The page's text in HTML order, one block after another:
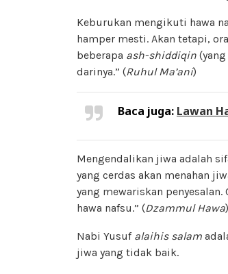
Keburukan mengikuti hawa
hamper mesti. Akan tetapi,
beberapa ash-shiddiqin
darinya.” (Ruhul Ma’ani)
Baca juga: Lawan
Mengendalikan jiwa adalah
yang cerdas akan menahan
yang mewariskan
hawa nafsu.” (Dzammul Hawa)
Nabi Yusuf alaihis salam
jiwa yang tidak baik.